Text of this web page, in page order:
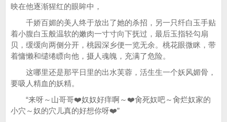
映在他逐渐猩红的眼眸中，
千娇百媚的美人终于放出了她的杀招，另一只纤白玉手贴
着小腹白玉般温软的嫩肉一寸寸向下抚过，最后玉指轻勾扇
贝，缓缓向两侧分开，桃园深乡便一览无余。桃花眼微眯，带
着慵懒和缱绻瞟向他，摄人魂魄，充满了危险。
这哪里还是那平日里的出水芙蓉，活生生一个妖风媚骨，
要吸人精血的妖精。
“来呀～山哥哥❤️奴奴好痒啊～❤️肏死奴吧～肏烂奴家的
小穴～奴的穴儿真的好想你呀❤️”